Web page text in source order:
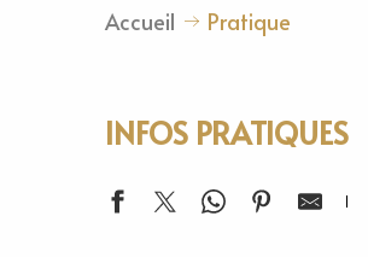
Accueil Pratique
INFOS PRATIQUES